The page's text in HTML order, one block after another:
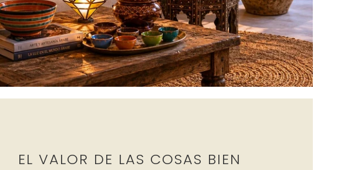
EL VALOR DE LAS COSAS BIEN